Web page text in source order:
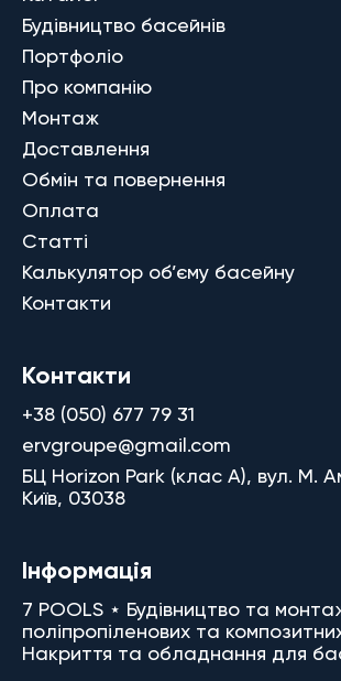
Будівництво басейнів
Портфоліо
Про компанію
Монтаж
Доставлення
Обмін та повернення
Оплата
Статті
Калькулятор об’єму басейну
Контакти
Контакти
+38 (050) 677 79 31
ervgroupe@gmail.com
БЦ Horizon Park (клас A), вул. М.
Київ, 03038
Інформація
7 POOLS ⋆ Будівництво та
поліпропіленових та
Накриття та обладнання для